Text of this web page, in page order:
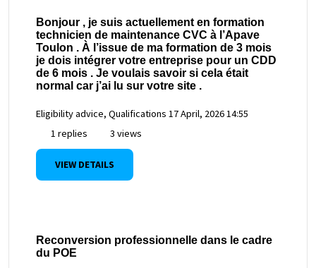
Bonjour , je suis actuellement en formation
technicien de maintenance CVC à l’Apave
Toulon . À l’issue de ma formation de 3 mois
je dois intégrer votre entreprise pour un CDD
de 6 mois . Je voulais savoir si cela était
normal car j’ai lu sur votre site .
Eligibility advice, Qualifications 17 April, 2026 14:55
1 replies
3 views
VIEW DETAILS
Reconversion professionnelle dans le cadre
du POE